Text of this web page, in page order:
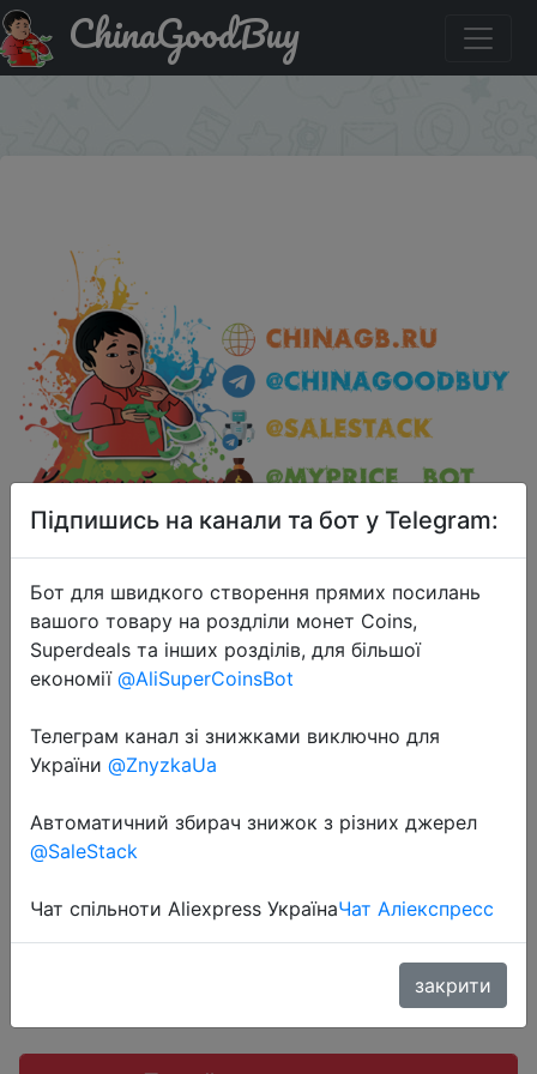
Знижка на Бесплатная печатная копия книги
бестселлера High Performance Habits + доставка.
ChinaGoodBuy
2020-07-24
бестселлера High Performance
Habits + доставка.
Підпишись на канали та бот у Telegram:
Бот для швидкого створення прямих посилань
вашого товару на роздліли монет Coins,
Superdeals та інших розділів, для більшої
економії @AliSuperCoinsBot
Телеграм канал зі знижками виключно для
України @ZnyzkaUa
Автоматичний збирач знижок з різних джерел
@SaleStack
Чат спільноти Aliexpress УкраїнаЧат Аліекспресс
закрити